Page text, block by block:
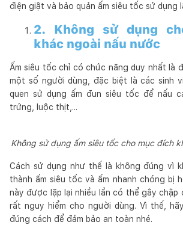
điện giật và bảo quản ấm siêu tốc sử dụng
2. Không sử dụng
khác ngoài nấu nước
Ấm siêu tốc chỉ có chức năng duy nhất là
một số người dùng, đặc biệt là các sinh
quen sử dụng ấm đun siêu tốc để nấu
trứng, luộc thịt,...
Không sử dụng ấm siêu tốc cho mục đích
Cách sử dụng như thế là không đúng vì
thành ấm siêu tốc và ấm nhanh chóng bị
này được lặp lại nhiều lần có thể gây chập
rất nguy hiểm cho người dùng. Vì thế,
đúng cách để đảm bảo an toàn nhé.